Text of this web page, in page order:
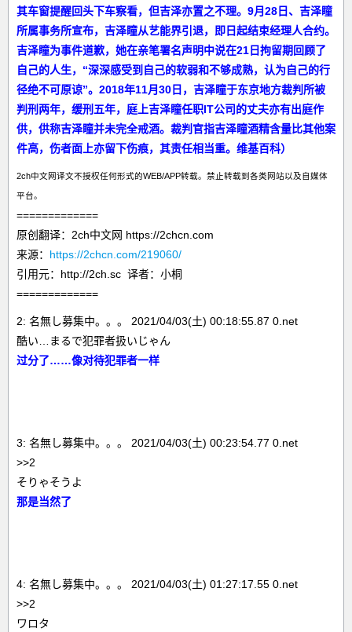
其车窗提醒回头下车察看，但吉泽亦置之不理。9月28日、吉泽瞳
所属事务所宣布，吉泽瞳从艺能界引退，即日起结束经理人合约。
吉泽瞳为事件道歉，她在亲笔署名声明中说在21日拘留期回顾了
自己的人生，“深深感受到自己的软弱和不够成熟，认为自己的行
径绝不可原谅”。2018年11月30日，吉泽瞳于东京地方裁判所被
判刑两年，缓刑五年，庭上吉泽瞳任职IT公司的丈夫亦有出庭作
供，供称吉泽瞳并未完全戒酒。裁判官指吉泽瞳酒精含量比其他案
件高，伤者面上亦留下伤痕，其责任相当重。维基百科）
2ch中文网译文不授权任何形式的WEB/APP转载。禁止转载到各类网站以及自媒体
平台。
=============
原创翻译：2ch中文网 https://2chcn.com
来源： https://2chcn.com/219060/
引用元：http://2ch.sc 译者：小桐
=============
2: 名無し募集中。。。 2021/04/03(土) 00:18:55.87 0.net
酷い…まるで犯罪者扱いじゃん
过分了……像对待犯罪者一样
3: 名無し募集中。。。 2021/04/03(土) 00:23:54.77 0.net
>>2
そりゃそうよ
那是当然了
4: 名無し募集中。。。 2021/04/03(土) 01:27:17.55 0.net
>>2
ワロタ